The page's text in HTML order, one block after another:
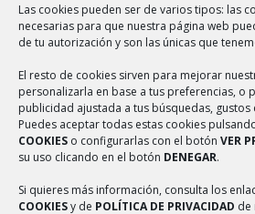
Las cookies pueden ser de varios tipos: las
necesarias para que nuestra página web
de tu autorización y son las únicas que
El resto de cookies sirven para mejorar
personalizarla en base a tus preferencias, o
publicidad ajustada a tus búsquedas, gustos
Puedes aceptar todas estas cookies
COOKIES o configurarlas con el botón VER
su uso clicando en el botón DENEGAR.
Si quieres más información, consulta los
COOKIESy de POLÍTICA DE PRIVACIDAD de
2 abril, 2020
Elaboración de Mascarillas
2 abril, 2020
Reforma del centro médico
2 abril, 2020
Badén elevado en la carretera de
2 abril, 2020